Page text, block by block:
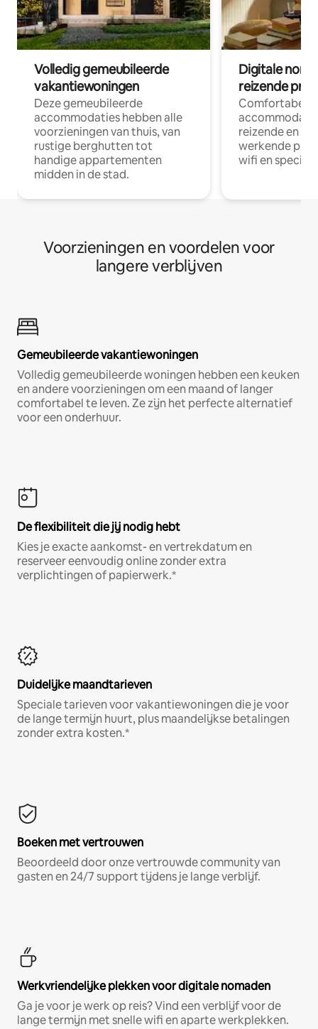
Volledig gemeubileerde
vakantiewoningen
Deze gemeubileerde
accommodaties hebben alle
voorzieningen van thuis, van
rustige berghutten tot
handige appartementen
midden in de stad.
Digitale
reizende
Comfortabele
reizende en
werkende
wifi en
Voorzieningen en voordelen voor
langere verblijven
Gemeubileerde vakantiewoningen
Volledig gemeubileerde woningen hebben een keuken
en andere voorzieningen om een maand of langer
comfortabel te leven. Ze zijn het perfecte alternatief
voor een onderhuur.
De flexibiliteit die jij nodig hebt
Kies je exacte aankomst- en vertrekdatum en
reserveer eenvoudig online zonder extra
verplichtingen of papierwerk.*
Duidelijke maandtarieven
Speciale tarieven voor vakantiewoningen die je voor
de lange termijn huurt, plus maandelijkse betalingen
zonder extra kosten.*
Boeken met vertrouwen
Beoordeeld door onze vertrouwde community van
gasten en 24/7 support tijdens je lange verblijf.
Werkvriendelijke plekken voor digitale nomaden
Ga je voor je werk op reis? Vind een verblijf voor de
lange termijn met snelle wifi en aparte werkplekken.